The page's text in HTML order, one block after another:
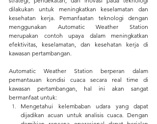
dilakukan untuk meningkatkan keselamatan dan
kesehatan kerja. Pemanfaatan teknologi dengan
menggunakan Automatic Weather Station
merupakan contoh upaya dalam meningkatkan
efektivitas, keselamatan, dan kesehatan kerja di
kawasan pertambangan.
Automatic Weather Station berperan dalam
pemantauan kondisi cuaca secara real time di
kawasan pertambangan, hal ini akan sangat
bermanfaat untuk:
Mengetahui kelembaban udara yang dapat
dijadikan acuan untuk analisis cuaca. Dengan